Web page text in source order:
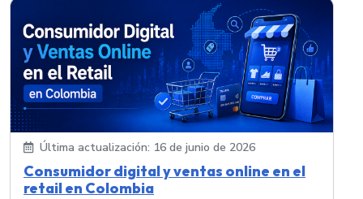
Última actualización: 16 de junio de 2026
Consumidor digital y ventas online en el
retail en Colombia